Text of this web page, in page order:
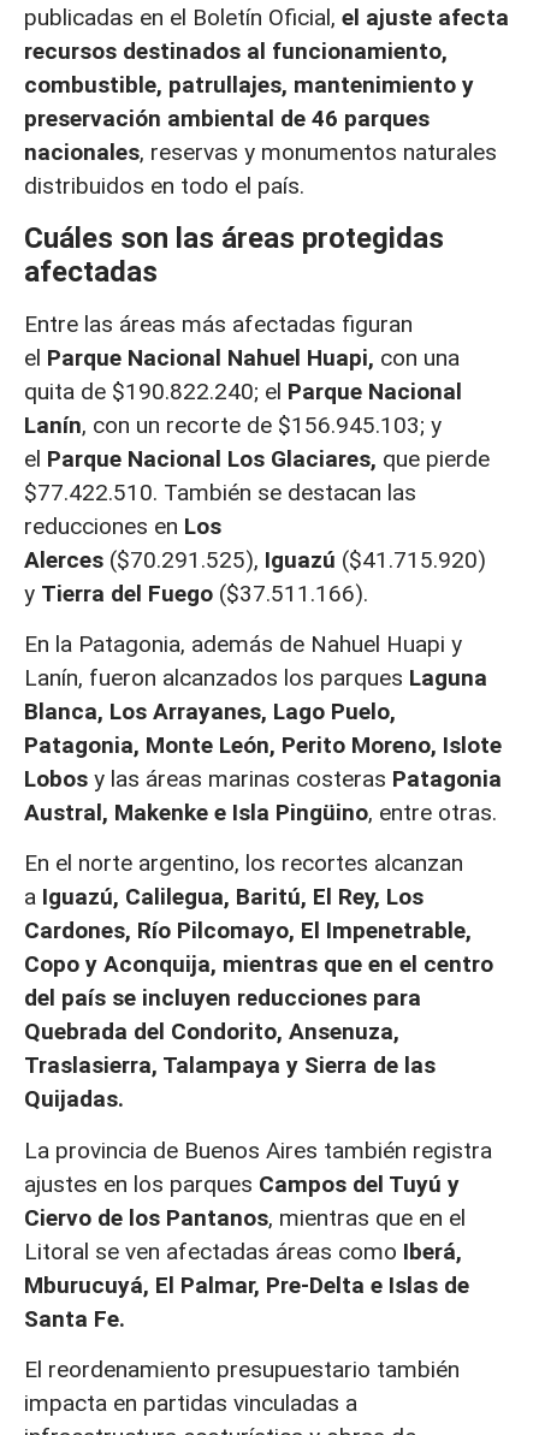
publicadas en el Boletín Oficial, el ajuste afecta
recursos destinados al funcionamiento,
combustible, patrullajes, mantenimiento y
preservación ambiental de 46 parques
nacionales, reservas y monumentos naturales
distribuidos en todo el país.
Cuáles son las áreas protegidas
afectadas
Entre las áreas más afectadas figuran
el Parque Nacional Nahuel Huapi, con una
quita de $190.822.240; el Parque Nacional
Lanín, con un recorte de $156.945.103; y
el Parque Nacional Los Glaciares, que pierde
$77.422.510. También se destacan las
reducciones en Los
Alerces ($70.291.525), Iguazú ($41.715.920)
y Tierra del Fuego ($37.511.166).
En la Patagonia, además de Nahuel Huapi y
Lanín, fueron alcanzados los parques Laguna
Blanca, Los Arrayanes, Lago Puelo,
Patagonia, Monte León, Perito Moreno, Islote
Lobos y las áreas marinas costeras Patagonia
Austral, Makenke e Isla Pingüino, entre otras.
En el norte argentino, los recortes alcanzan
a Iguazú, Calilegua, Baritú, El Rey, Los
Cardones, Río Pilcomayo, El Impenetrable,
Copo y Aconquija, mientras que en el centro
del país se incluyen reducciones para
Quebrada del Condorito, Ansenuza,
Traslasierra, Talampaya y Sierra de las
Quijadas.
La provincia de Buenos Aires también registra
ajustes en los parques Campos del Tuyú y
Ciervo de los Pantanos, mientras que en el
Litoral se ven afectadas áreas como Iberá,
Mburucuyá, El Palmar, Pre-Delta e Islas de
Santa Fe.
El reordenamiento presupuestario también
impacta en partidas vinculadas a